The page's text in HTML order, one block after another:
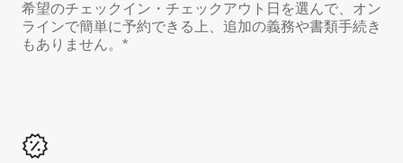
希望のチェックイン・チェックアウト日を選んで、オン
ラインで簡単に予約できる上、追加の義務や書類手続き
もありません。*